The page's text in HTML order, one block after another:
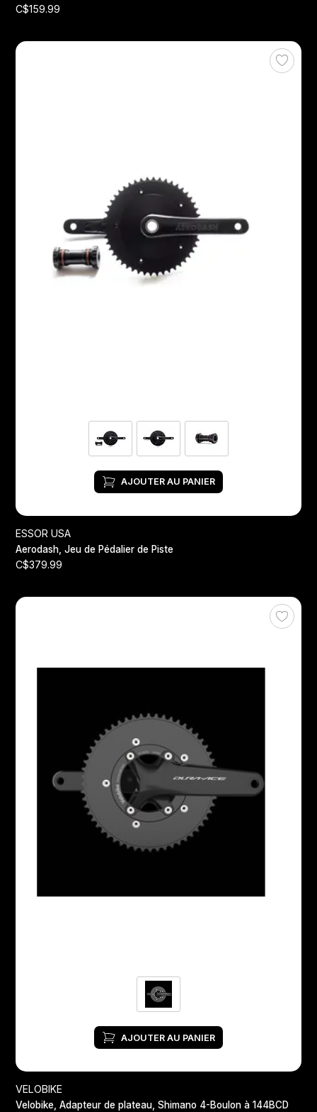
C$159.99
AJOUTER AU PANIER
ESSOR USA
Aerodash, Jeu de Pédalier de Piste
C$379.99
AJOUTER AU PANIER
VELOBIKE
Velobike, Adapteur de plateau, Shimano 4-Boulon à 144BCD